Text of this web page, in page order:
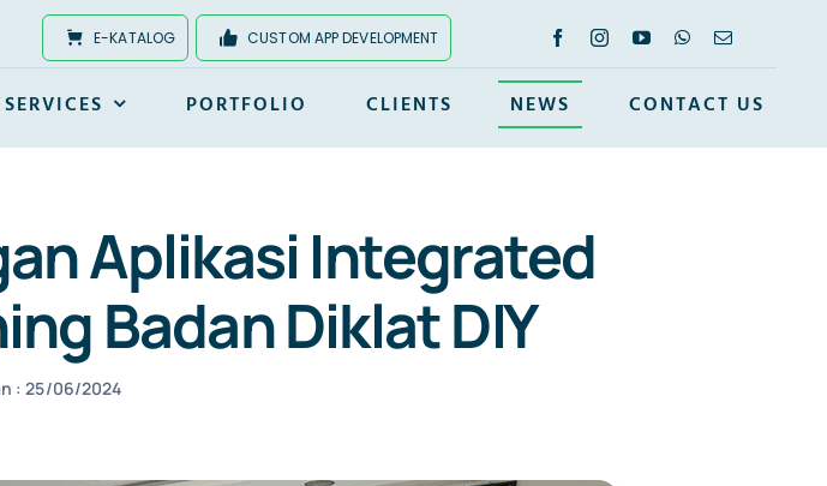
E-KATALOG CUSTOM APP DEVELOPMENT
PORTFOLIO CLIENTS NEWS CONTACT US
Aplikasi Integrated
Badan Diklat DIY
: 25/06/2024